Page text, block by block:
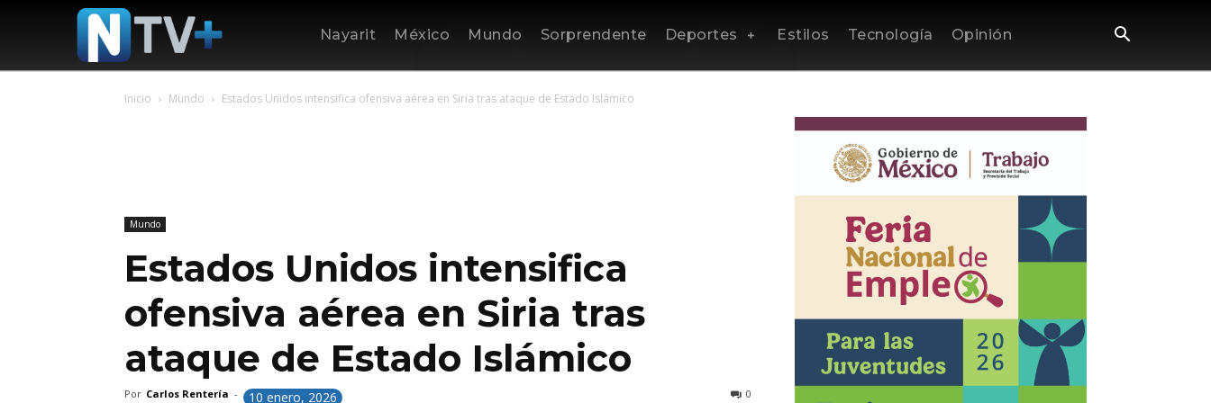
Nayarit México Mundo Sorprendente Deportes Estilos Tecnología Opinión
Inicio Mundo Estados Unidos intensifica ofensiva aérea en Siria tras ataque de Estado Islámico
Mundo
Estados Unidos intensifica
ofensiva aérea en Siria tras
ataque de Estado Islámico
Por Carlos Rentería - 10 enero, 2026 0